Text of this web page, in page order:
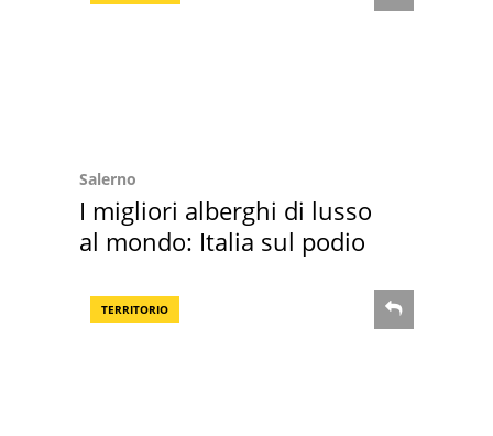
Salerno
I migliori alberghi di lusso
al mondo: Italia sul podio
TERRITORIO